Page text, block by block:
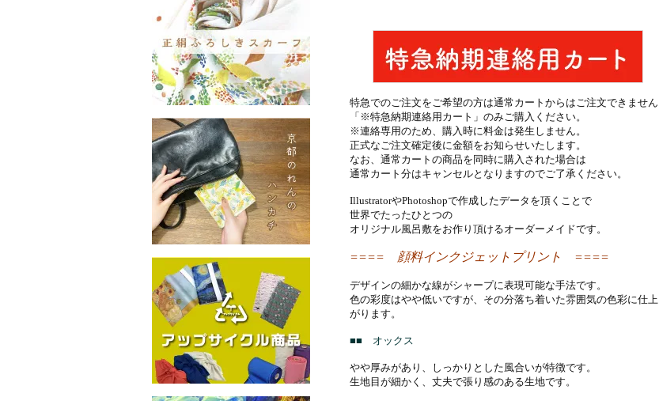
特急でのご注文をご希望の方は通常カートからはご注文できません
「※特急納期連絡用カート」のみご購入ください。
※連絡専用のため、購入時に料金は発生しません。
正式なご注文確定後に金額をお知らせいたします。
なお、通常カートの商品を同時に購入された場合は
通常カート分はキャンセルとなりますのでご了承ください。
IllustratorやPhotoshopで作成したデータを頂くことで
世界でたったひとつの
オリジナル風呂敷をお作り頂けるオーダーメイドです。
==== 顔料インクジェットプリント ====
デザインの細かな線がシャープに表現可能な手法です。
色の彩度はやや低いですが、その分落ち着いた雰囲気の色彩に仕上
がります。
■■ オックス
やや厚みがあり、しっかりとした風合いが特徴です。
生地目が細かく、丈夫で張り感のある生地です。